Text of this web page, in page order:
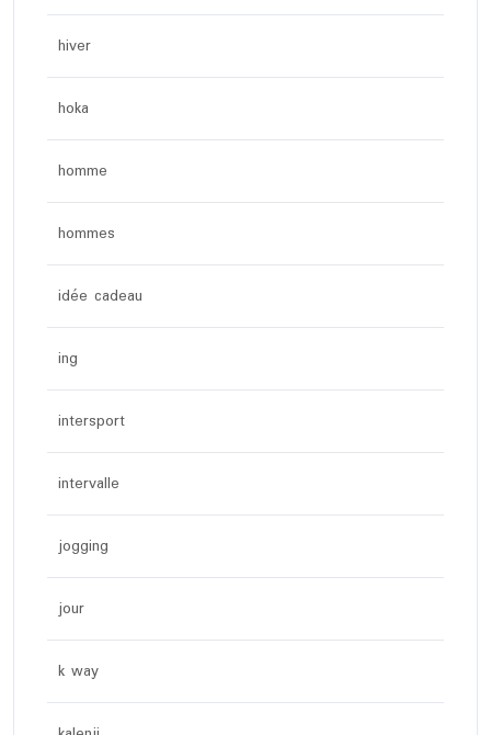
hiver
hoka
homme
hommes
idée cadeau
ing
intersport
intervalle
jogging
jour
k way